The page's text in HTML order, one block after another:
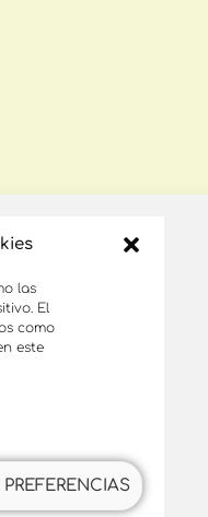
las
El
como
este
PREFERENCIAS